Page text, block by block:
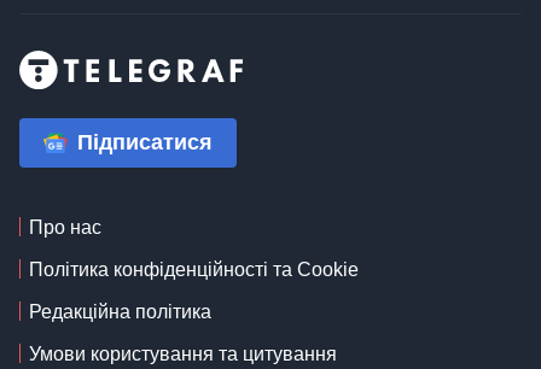
Підписатися
Про нас
Політика конфіденційності та Cookie
Редакційна політика
Умови користування та цитування